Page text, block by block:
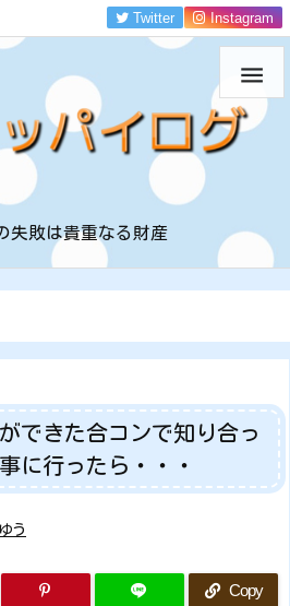
失敗は貴重なる財産

Twitter Instagram
できた合コンで知り合っ
に行ったら・・・
う
Copy